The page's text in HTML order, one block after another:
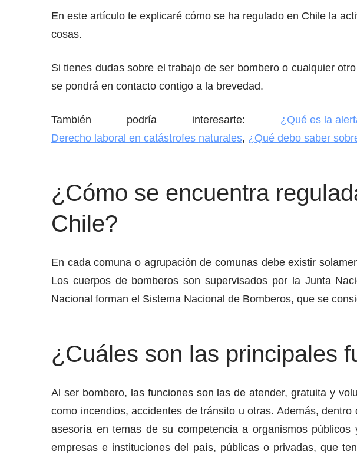
En este artículo te explicaré cómo se ha regulado en Chile la
cosas.
Si tienes dudas sobre el trabajo de ser bombero o cualquier
se pondrá en contacto contigo a la brevedad.
También podría interesarte: ¿Qué es la
Derecho laboral en catástrofes naturales, ¿Qué debo saber
¿Cómo se encuentra
Chile?
En cada comuna o agrupación de comunas debe existir
Los cuerpos de bomberos son supervisados por la Junta
Nacional forman el Sistema Nacional de Bomberos, que se
¿Cuáles son las principales
Al ser bombero, las funciones son las de atender, gratuita y
como incendios, accidentes de tránsito u otras. Además,
asesoría en temas de su competencia a organismos
empresas e instituciones del país, públicas o privadas, que